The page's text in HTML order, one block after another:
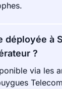
déployée à
?
via les